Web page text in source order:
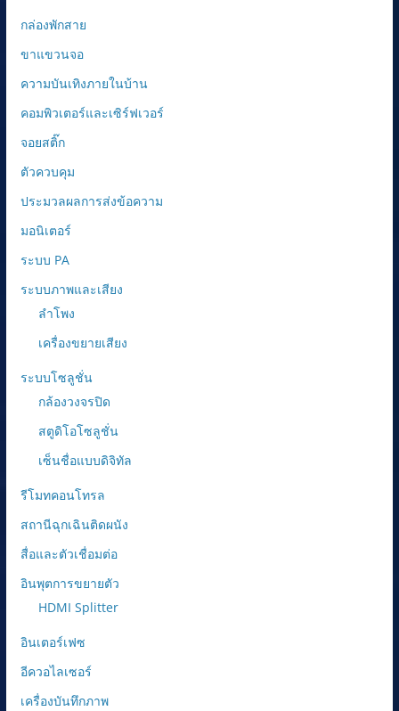
กล่องพักสาย
ขาแขวนจอ
ความบันเทิงภายในบ้าน
คอมพิวเตอร์และเซิร์ฟเวอร์
จอยสติ๊ก
ตัวควบคุม
ประมวลผลการส่งข้อความ
มอนิเตอร์
ระบบ PA
ระบบภาพและเสียง
ลำโพง
เครื่องขยายเสียง
ระบบโซลูชั่น
กล้องวงจรปิด
สตูดิโอโซลูชั่น
เซ็นชื่อแบบดิจิทัล
รีโมทคอนโทรล
สถานีฉุกเฉินติดผนัง
สื่อและตัวเชื่อมต่อ
อินพุตการขยายตัว
HDMI Splitter
อินเตอร์เฟซ
อีควอไลเซอร์
เครื่องบันทึกภาพ